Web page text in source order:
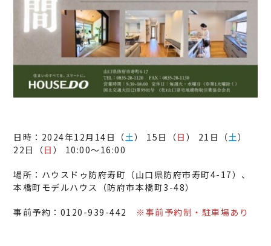
日時：2024年12月14日（土） 15日（日 ） 21日（土）
22日（日 ） 10:00～16:00
場所：ハウスドゥ防府寿町（山口県防府市寿町4-17）、
本橋町モデルハウス（防府市本橋町3-48）
事前予約：0120-939-442 ※事前予約制・駐車場あり